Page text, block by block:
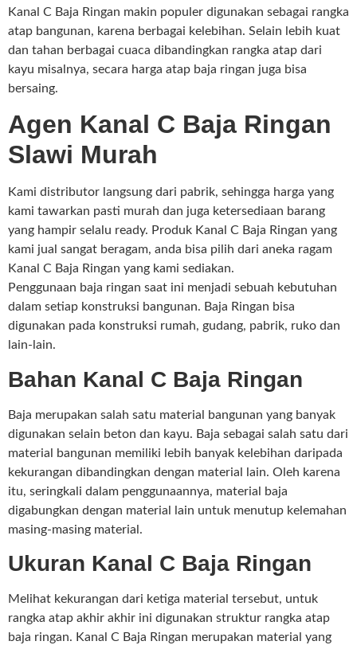
Kanal C Baja Ringan makin populer digunakan sebagai rangka
atap bangunan, karena berbagai kelebihan. Selain lebih kuat
dan tahan berbagai cuaca dibandingkan rangka atap dari
kayu misalnya, secara harga atap baja ringan juga bisa
bersaing.
Agen Kanal C Baja Ringan
Slawi Murah
Kami distributor langsung dari pabrik, sehingga harga yang
kami tawarkan pasti murah dan juga ketersediaan barang
yang hampir selalu ready. Produk Kanal C Baja Ringan yang
kami jual sangat beragam, anda bisa pilih dari aneka ragam
Kanal C Baja Ringan yang kami sediakan.
Penggunaan baja ringan saat ini menjadi sebuah kebutuhan
dalam setiap konstruksi bangunan. Baja Ringan bisa
digunakan pada konstruksi rumah, gudang, pabrik, ruko dan
lain-lain.
Bahan Kanal C Baja Ringan
Baja merupakan salah satu material bangunan yang banyak
digunakan selain beton dan kayu. Baja sebagai salah satu dari
material bangunan memiliki lebih banyak kelebihan daripada
kekurangan dibandingkan dengan material lain. Oleh karena
itu, seringkali dalam penggunaannya, material baja
digabungkan dengan material lain untuk menutup kelemahan
masing-masing material.
Ukuran Kanal C Baja Ringan
Melihat kekurangan dari ketiga material tersebut, untuk
rangka atap akhir akhir ini digunakan struktur rangka atap
baja ringan. Kanal C Baja Ringan merupakan material yang